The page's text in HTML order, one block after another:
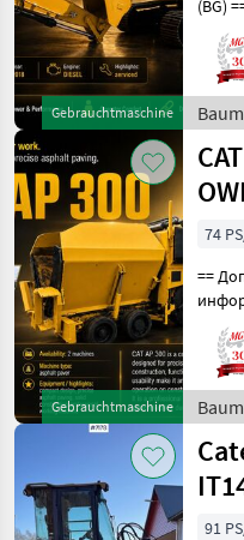
Gebrauchtmaschine
(BG) == Ein
Satz
/ CAT
Gebrauchtmaschine
74
==
300. Тази машина е без
/ CAT
91